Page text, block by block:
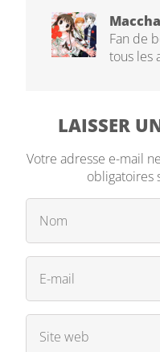
Maccha
Fan de
tous les
LAISSER
Votre adresse e-mail
obligatoires